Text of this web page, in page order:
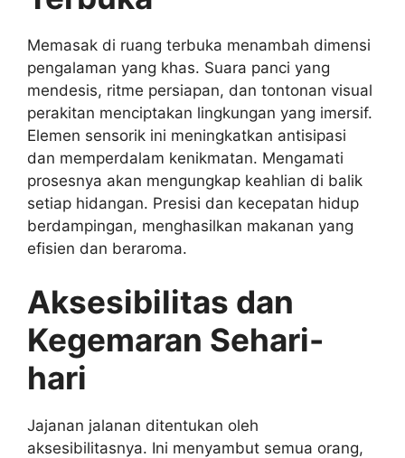
Memasak di ruang terbuka menambah dimensi
pengalaman yang khas. Suara panci yang
mendesis, ritme persiapan, dan tontonan visual
perakitan menciptakan lingkungan yang imersif.
Elemen sensorik ini meningkatkan antisipasi
dan memperdalam kenikmatan. Mengamati
prosesnya akan mengungkap keahlian di balik
setiap hidangan. Presisi dan kecepatan hidup
berdampingan, menghasilkan makanan yang
efisien dan beraroma.
Aksesibilitas dan
Kegemaran Sehari-
hari
Jajanan jalanan ditentukan oleh
aksesibilitasnya. Ini menyambut semua orang,